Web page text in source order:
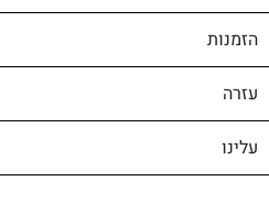
הזמנות
עזרה
עלינו